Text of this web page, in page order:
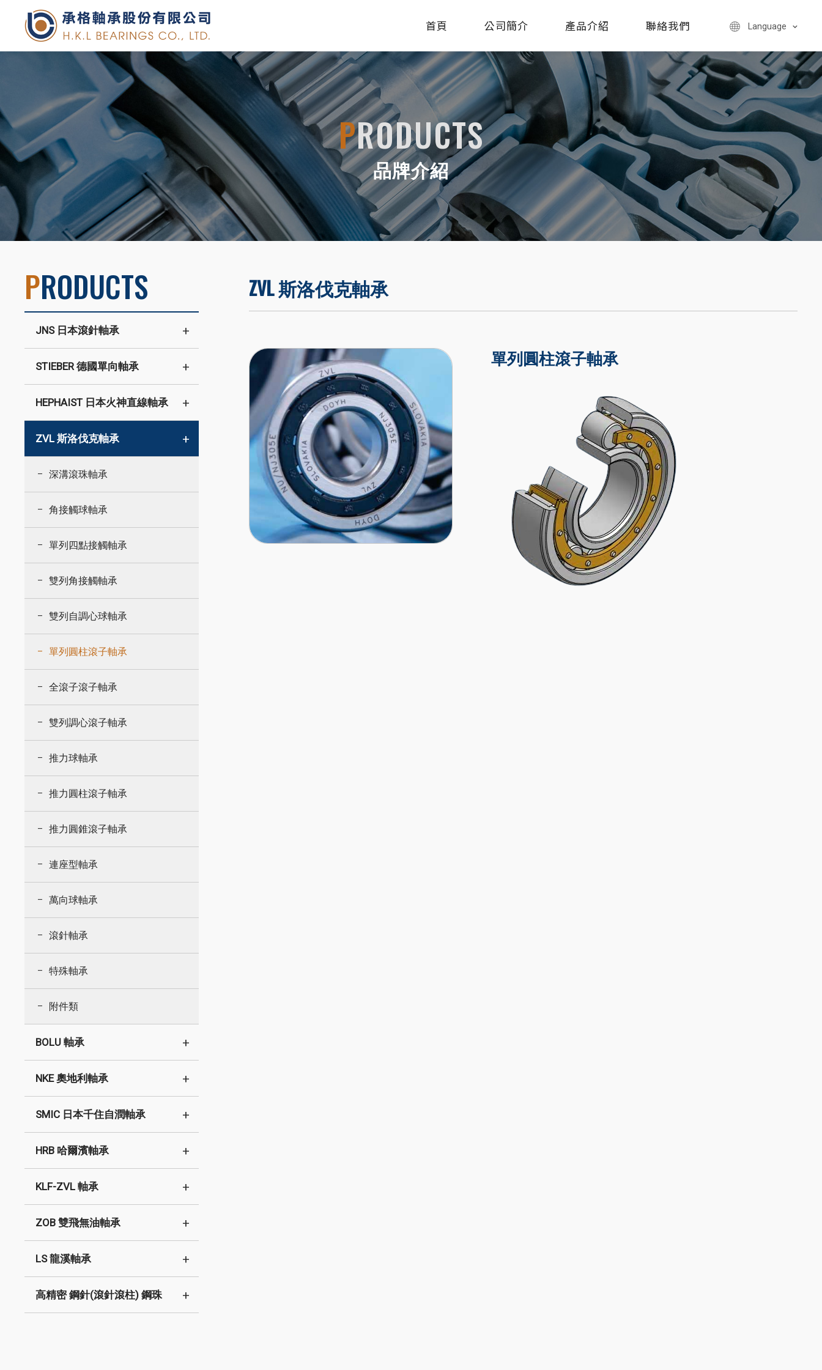
Language
首頁 公司簡介 產品介紹 聯絡我們
PRODUCTS
品牌介紹
PRODUCTS
JNS 日本滾針軸承
STIEBER 德國單向軸承
HEPHAIST 日本火神直線軸承
ZVL 斯洛伐克軸承
深溝滾珠軸承
角接觸球軸承
單列四點接觸軸承
雙列角接觸軸承
雙列自調心球軸承
單列圓柱滾子軸承
全滾子滾子軸承
雙列調心滾子軸承
推力球軸承
推力圓柱滾子軸承
推力圓錐滾子軸承
連座型軸承
萬向球軸承
滾針軸承
特殊軸承
附件類
BOLU 軸承
NKE 奧地利軸承
SMIC 日本千住自潤軸承
HRB 哈爾濱軸承
KLF-ZVL 軸承
ZOB 雙飛無油軸承
LS 龍溪軸承
高精密 鋼針(滾針滾柱) 鋼珠
ZVL 斯洛伐克軸承
單列圓柱滾子軸承